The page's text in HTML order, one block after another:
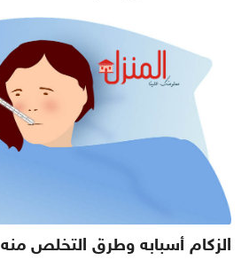
الزكام أسبابه وطرق التخلص منه